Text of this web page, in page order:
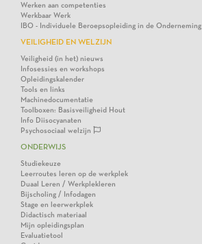
Werken aan competenties
Werkbaar Werk
IBO - Individuele Beroepsopleiding in de Onderneming
VEILIGHEID EN WELZIJN
Veiligheid (in het) nieuws
Infosessies en workshops
Opleidingskalender
Tools en links
Machinedocumentatie
Toolboxen: Basisveiligheid Hout
Info Diisocyanaten
Psychosociaal welzijn
ONDERWIJS
Studiekeuze
Leerroutes leren op de werkplek
Duaal Leren / Werkplekleren
Bijscholing / Infodagen
Stage en leerwerkplek
Didactisch materiaal
Mijn opleidingsplan
Evaluatietool